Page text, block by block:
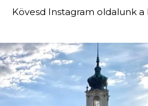
Kövesd Instagram oldalunk